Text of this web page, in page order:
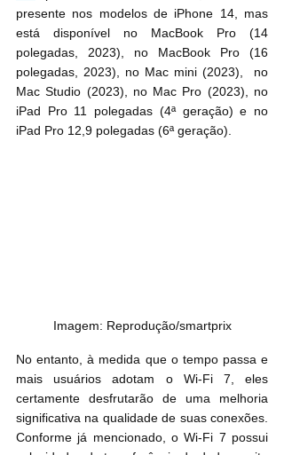
presente nos modelos de iPhone 14, mas
está disponível no MacBook Pro (14
polegadas, 2023), no MacBook Pro (16
polegadas, 2023), no Mac mini (2023),  no
Mac Studio (2023), no Mac Pro (2023), no
iPad Pro 11 polegadas (4ª geração) e no
iPad Pro 12,9 polegadas (6ª geração).
Imagem: Reprodução/smartprix
No entanto, à medida que o tempo passa e
mais usuários adotam o Wi-Fi 7, eles
certamente desfrutarão de uma melhoria
significativa na qualidade de suas conexões.
Conforme já mencionado, o Wi-Fi 7 possui